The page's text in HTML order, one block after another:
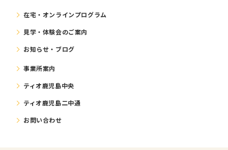
在宅・オンラインプログラム
⾒学・体験会のご案内
お知らせ・ブログ
事業所案内
ティオ鹿児島中央
ティオ鹿児島二中通
お問い合わせ